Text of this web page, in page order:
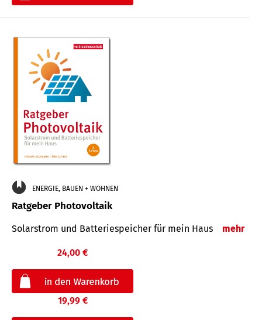
ENERGIE, BAUEN + WOHNEN
Ratgeber Photovoltaik
Solarstrom und Batteriespeicher für mein Haus mehr
24,00 €
19,99 €